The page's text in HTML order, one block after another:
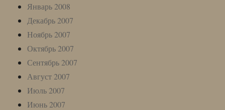
Январь 2008
Декабрь 2007
Ноябрь 2007
Октябрь 2007
Сентябрь 2007
Август 2007
Июль 2007
Июнь 2007